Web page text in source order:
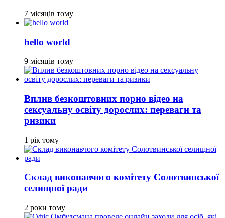
7 місяців тому
hello world
9 місяців тому
Вплив безкоштовних порно відео на
сексуальну освіту дорослих: переваги та
ризики
1 рік тому
Склад виконавчого комітету Солотвинської
селищної ради
2 роки тому